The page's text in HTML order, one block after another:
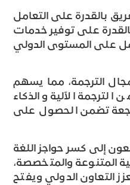
بالقدرة على التعامل
على توفير خدمات
على المستوى الدولي
الترجمة، مما يسهم
الآلية والذكاء
تضمن الحصول على
إلى كسر حواجز اللغة
المتنوعة والمتخصصة،
التعاون الدولي ويفتح